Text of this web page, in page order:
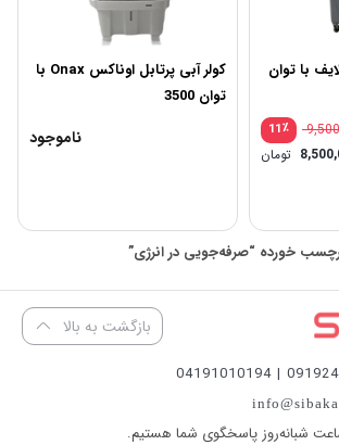
با توان
٪11
تومان
کولر آبی پرتابل اوناکس Onax با
توان 3500
ناموجود
خورده “صرفه‌جویی در انرژی”
بازگشت به بالا
09192422300